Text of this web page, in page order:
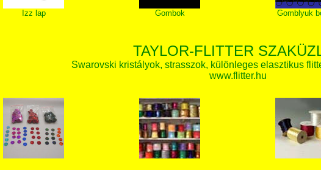
Izz lap Gombok Gomblyuk
TAYLOR-FLITTER
Swarovski kristályok, strasszok, különleges elasztikus
www.flitter.hu